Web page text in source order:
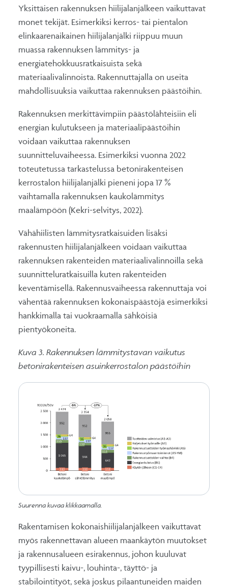
Yksittäisen rakennuksen hiilijalanjälkeen vaikuttavat
monet tekijät. Esimerkiksi kerros- tai pientalon
elinkaarenaikainen hiilijalanjälki riippuu muun
muassa rakennuksen lämmitys- ja
energiatehokkuusratkaisuista sekä
materiaalivalinnoista. Rakennuttajalla on useita
mahdollisuuksia vaikuttaa rakennuksen päästöihin.
Rakennuksen merkittävimpiin päästölähteisiin eli
energian kulutukseen ja materiaalipäästöihin
voidaan vaikuttaa rakennuksen
suunnitteluvaiheessa. Esimerkiksi vuonna 2022
toteutetussa tarkastelussa betonirakenteisen
kerrostalon hiilijalanjälki pieneni jopa 17 %
vaihtamalla rakennuksen kaukolämmitys
maalämpöön (Kekri-selvitys, 2022).
Vähähiilisten lämmitysratkaisuiden lisäksi
rakennusten hiilijalanjälkeen voidaan vaikuttaa
rakennuksen rakenteiden materiaalivalinnoilla sekä
suunnitteluratkaisuilla kuten rakenteiden
keventämisellä. Rakennusvaiheessa rakennuttaja voi
vähentää rakennuksen kokonaispäästöjä esimerkiksi
hankkimalla tai vuokraamalla sähköisiä
pientyökoneita.
Kuva 3. Rakennuksen lämmitystavan vaikutus
betonirakenteisen asuinkerrostalon päästöihin
Suurenna kuvaa klikkaamalla.
Rakentamisen kokonaishiilijalanjälkeen vaikuttavat
myös rakennettavan alueen maankäytön muutokset
ja rakennusalueen esirakennus, johon kuuluvat
tyypillisesti kaivu-, louhinta-, täyttö- ja
stabilointityöt, sekä joskus pilaantuneiden maiden